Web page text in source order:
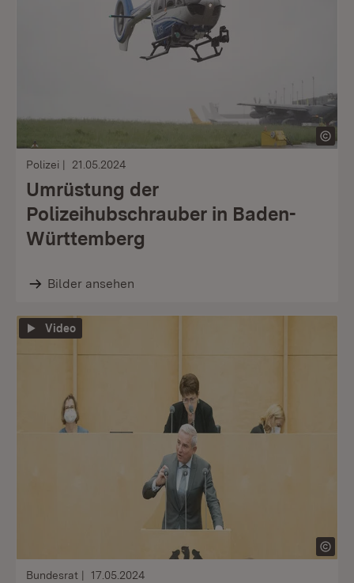
Polizei 21.05.2024
Umrüstung der
Polizeihubschrauber in Baden-
Württemberg
Bilder ansehen
Video
Bundesrat 17.05.2024